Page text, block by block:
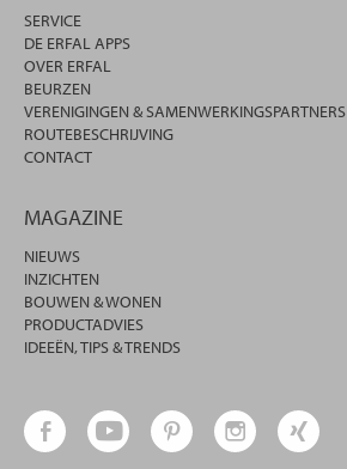
SERVICE
DE ERFAL APPS
OVER ERFAL
BEURZEN
VERENIGINGEN & SAMENWERKINGSPARTNERS
ROUTEBESCHRIJVING
CONTACT
MAGAZINE
NIEUWS
INZICHTEN
BOUWEN & WONEN
PRODUCTADVIES
IDEEËN, TIPS & TRENDS